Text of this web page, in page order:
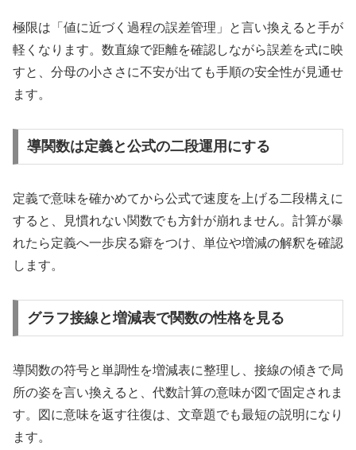
極限は「値に近づく過程の誤差管理」と言い換えると手が
軽くなります。数直線で距離を確認しながら誤差を式に映
すと、分母の小ささに不安が出ても手順の安全性が見通せ
ます。
導関数は定義と公式の二段運用にする
定義で意味を確かめてから公式で速度を上げる二段構えに
すると、見慣れない関数でも方針が崩れません。計算が暴
れたら定義へ一歩戻る癖をつけ、単位や増減の解釈を確認
します。
グラフ接線と増減表で関数の性格を見る
導関数の符号と単調性を増減表に整理し、接線の傾きで局
所の姿を言い換えると、代数計算の意味が図で固定されま
す。図に意味を返す往復は、文章題でも最短の説明になり
ます。